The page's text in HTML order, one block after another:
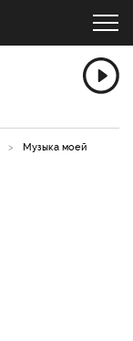
>
Музыка моей